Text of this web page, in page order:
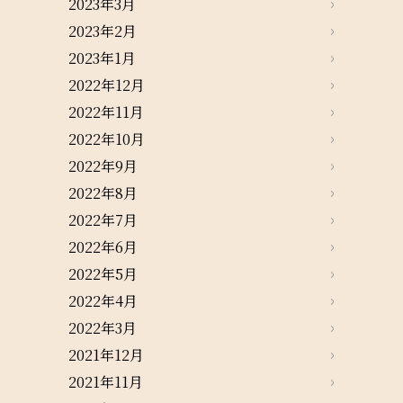
2023年2月
2023年1月
2022年12月
2022年11月
2022年10月
2022年9月
2022年8月
2022年7月
2022年6月
2022年5月
2022年4月
2022年3月
2021年12月
2021年11月